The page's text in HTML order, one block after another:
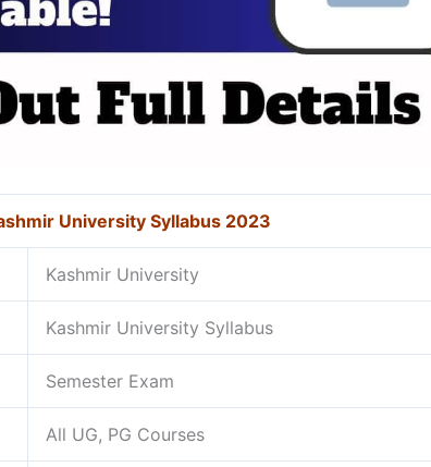
University Syllabus 2023
Kashmir University
Kashmir University Syllabus
Semester Exam
All UG, PG Courses